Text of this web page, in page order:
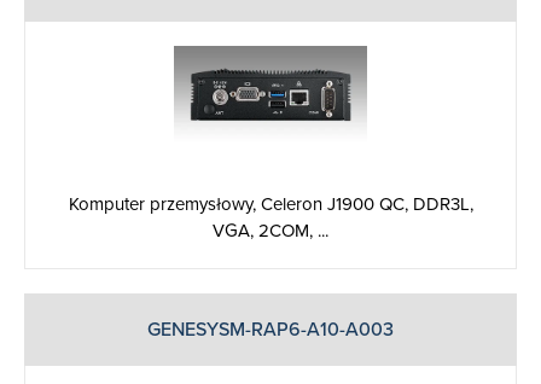
Komputer przemysłowy, Celeron J1900 QC, DDR3L,
VGA, 2COM, ...
GENESYSM-RAP6-A10-A003